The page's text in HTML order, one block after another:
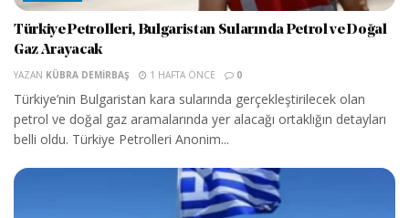
Türkiye Petrolleri, Bulgaristan Sularında Petrol ve Doğal
Gaz Arayacak
YAZAN KÜBRA DEMIRBAŞ 1 HAFTA ÖNCE 0
Türkiye’nin Bulgaristan kara sularında gerçekleştirilecek olan
petrol ve doğal gaz aramalarında yer alacağı ortaklığın detayları
belli oldu. Türkiye Petrolleri Anonim...